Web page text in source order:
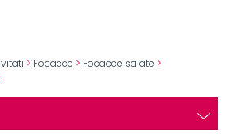
> Focacce > Focacce salate >